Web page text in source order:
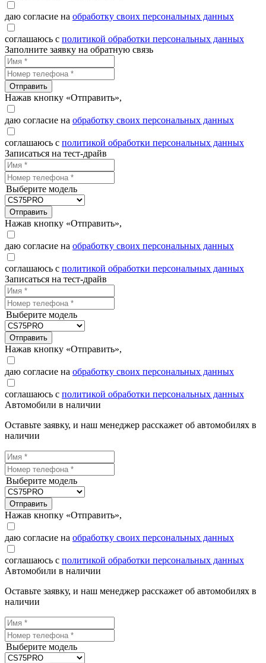
даю согласие на обработку своих персональных данных
соглашаюсь с политикой обработки персональных данных
Заполните заявку на обратную связь
Отправить
Нажав кнопку «Отправить»,
даю согласие на обработку своих персональных данных
соглашаюсь с политикой обработки персональных данных
Записаться на тест-драйв
Выберите модель
Отправить
Нажав кнопку «Отправить»,
даю согласие на обработку своих персональных данных
соглашаюсь с политикой обработки персональных данных
Записаться на тест-драйв
Выберите модель
Отправить
Нажав кнопку «Отправить»,
даю согласие на обработку своих персональных данных
соглашаюсь с политикой обработки персональных данных
Автомобили в наличии
Оставьте заявку, и наш менеджер расскажет об автомобилях в
наличии
Выберите модель
Отправить
Нажав кнопку «Отправить»,
даю согласие на обработку своих персональных данных
соглашаюсь с политикой обработки персональных данных
Автомобили в наличии
Оставьте заявку, и наш менеджер расскажет об автомобилях в
наличии
Выберите модель